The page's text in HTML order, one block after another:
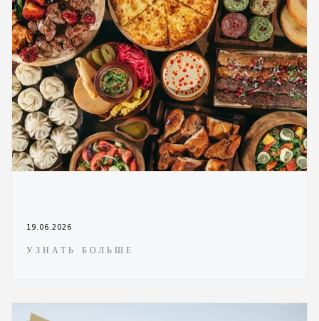
19.06.2026
УЗНАТЬ БОЛЬШЕ